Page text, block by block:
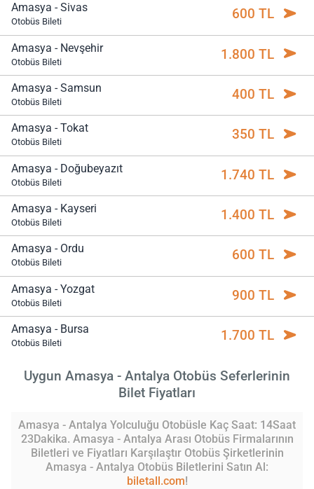
Amasya - Sivas
Otobüs Bileti 600 TL
Amasya - Nevşehir
Otobüs Bileti 1.800 TL
Amasya - Samsun
Otobüs Bileti 400 TL
Amasya - Tokat
Otobüs Bileti 350 TL
Amasya - Doğubeyazıt
Otobüs Bileti 1.740 TL
Amasya - Kayseri
Otobüs Bileti 1.400 TL
Amasya - Ordu
Otobüs Bileti 600 TL
Amasya - Yozgat
Otobüs Bileti 900 TL
Amasya - Bursa
Otobüs Bileti 1.700 TL
Uygun Amasya - Antalya Otobüs Seferlerinin
Bilet Fiyatları
Amasya - Antalya Yolculuğu Otobüsle Kaç Saat: 14Saat
23Dakika. Amasya - Antalya Arası Otobüs Firmalarının
Biletleri ve Fiyatları Karşılaştır Otobüs Şirketlerinin
Amasya - Antalya Otobüs Biletlerini Satın Al:
biletall.com!